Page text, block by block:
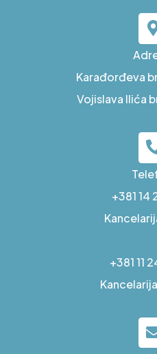
Karađorđeva
Vojislava Ilića
+381 14
+381 11